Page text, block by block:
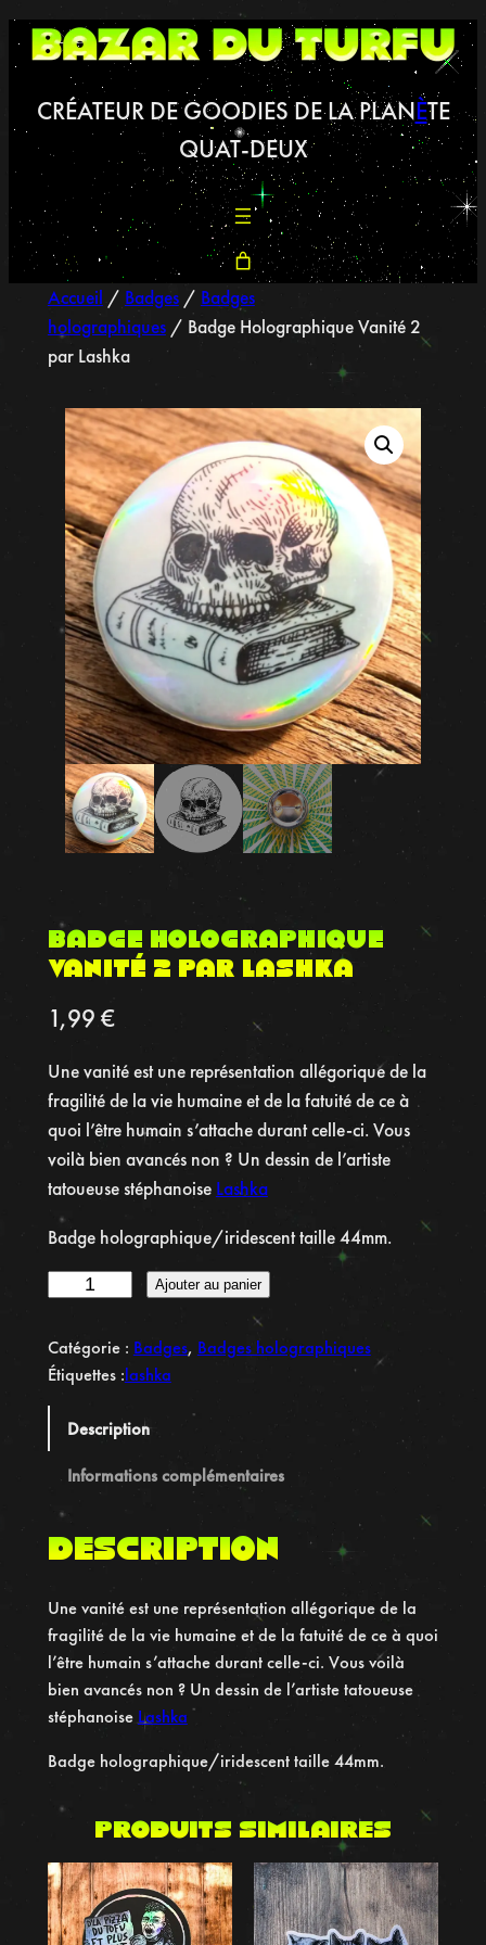
CRÉATEUR DE GOODIES DE LA PLANÈTE
QUAT-DEUX
Accueil / Badges/ Badges
holographiques/ Badge Holographique Vanité 2
par Lashka
Badge Holographique
Vanité 2 par Lashka
1,99 €
Une vanité est une représentation allégorique de la
fragilité de la vie humaine et de la fatuité de ce à
quoi l’être humain s’attache durant celle-ci. Vous
voilà bien avancés non ? Un dessin de l’artiste
tatoueuse stéphanoise Lashka
Badge holographique/iridescent taille 44mm.
a
n
t
B
d
g
e
H
o
o
p
h
i
Ajouter au panier
Catégorie : Badges, Badges holographiques
Étiquettes :lashka
Description
Informations complémentaires
Description
Une vanité est une représentation allégorique de la
fragilité de la vie humaine et de la fatuité de ce à quoi
l’être humain s’attache durant celle-ci. Vous voilà
bien avancés non ? Un dessin de l’artiste tatoueuse
stéphanoise Lashka
Badge holographique/iridescent taille 44mm.
Produits similaires